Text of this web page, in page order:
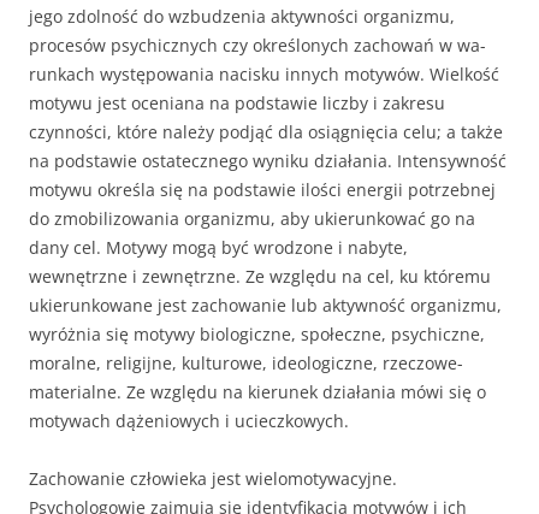
jego zdolność do wzbudzenia aktywności organizmu,
procesów psy­chicznych czy określonych zachowań w wa­
runkach występowania nacisku innych moty­wów. Wielkość
motywu jest oceniana na podstawie liczby i zakresu
czynności, które nale­ży podjąć dla osiągnięcia celu; a także
na podstawie ostatecznego wyniku działania. In­tensywność
motywu określa się na podstawie ilości energii potrzebnej
do zmobilizowania organizmu, aby ukierunkować go na
dany cel. Motywy mogą być wrodzone i nabyte,
wewnętrzne i zewnętrzne. Ze względu na cel, ku któremu
ukierunkowane jest zachowanie lub aktywność organizmu,
wyróżnia się motywy biologiczne, społeczne, psychiczne,
mora­lne, religijne, kulturowe, ideologiczne, rzeczowe-
materialne. Ze względu na kierunek dzia­łania mówi się o
motywach dążeniowych i ucieczkowych.
Zachowanie człowieka jest wielomotywacyjne.
Psychologowie zajmują się identyfika­cją motywów i ich